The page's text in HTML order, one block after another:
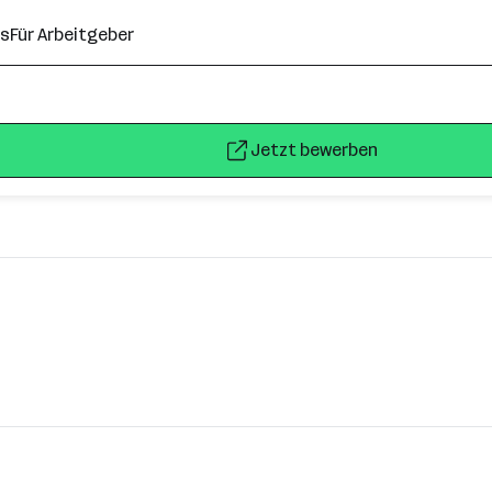
Für Arbeitgeber
Jetzt bewerben